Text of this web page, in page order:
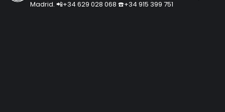
Madrid. 📲+34 629 028 068 ☎️+34 915 399 751